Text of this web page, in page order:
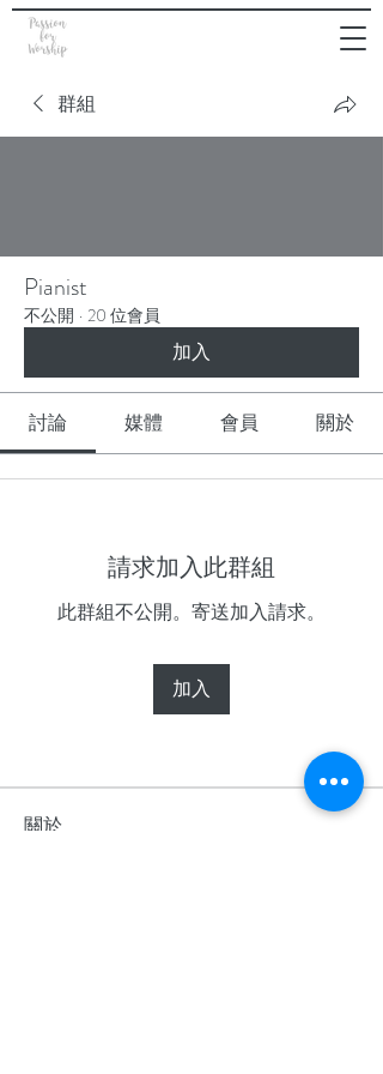
群組
Pianist
不公開 · 20 位會員
加入
討論 媒體 會員 關於
請求加入此群組
此群組不公開。寄送加入請求。
加入
關於